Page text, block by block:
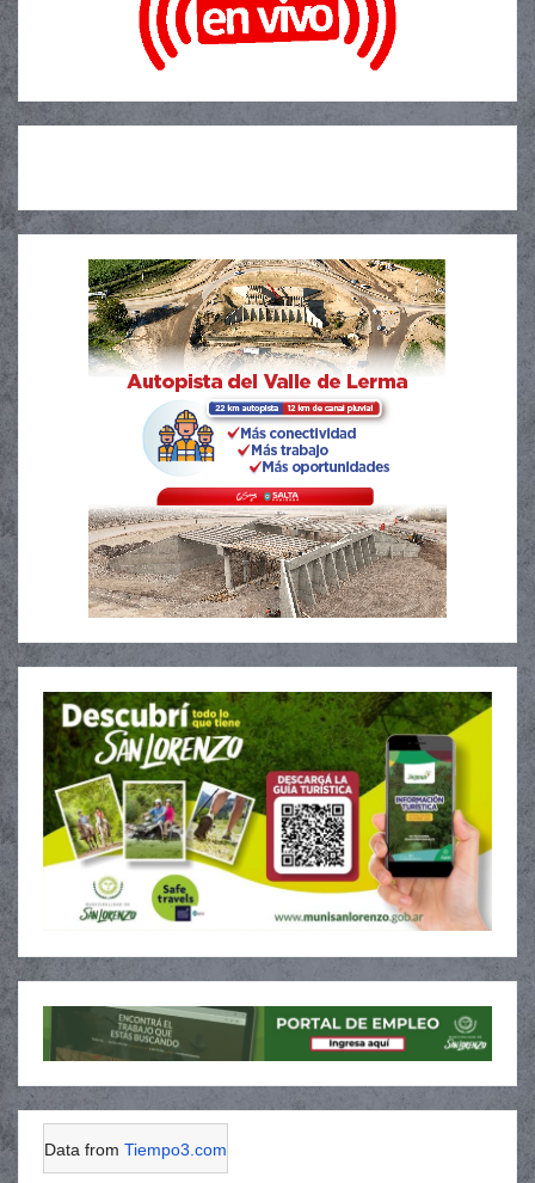
Data from Tiempo3.com